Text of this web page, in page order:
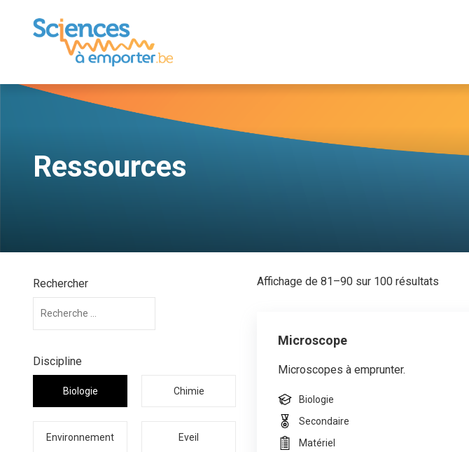
Ressources
Rechercher
Discipline
Biologie Chimie
Environnement Eveil
Affichage de 81–90 sur 100 résultats
Microscope
Microscopes à emprunter.
Biologie
Secondaire
Matériel